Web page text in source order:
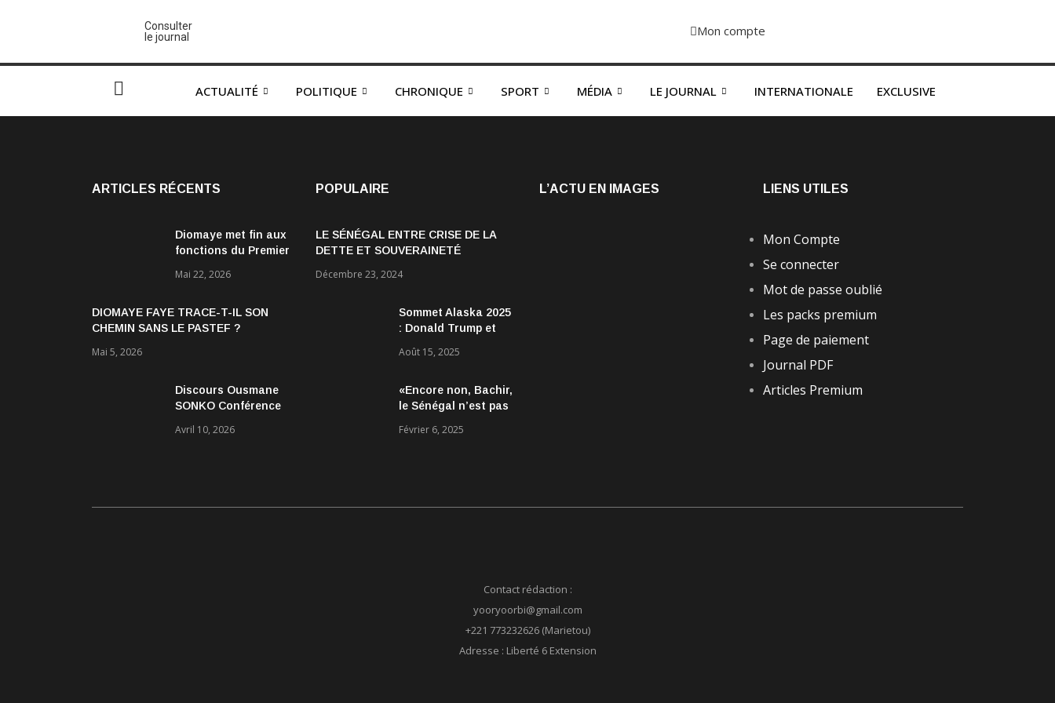
Consulter
le journal
Mon compte
ACTUALITÉ POLITIQUE CHRONIQUE SPORT MÉDIA LE JOURNAL INTERNATIONALE EXCLUSIVE
ARTICLES RÉCENTS
Diomaye met fin aux
fonctions du Premier
Sonko et du
Mai 22, 2026
DIOMAYE FAYE TRACE-T-IL SON
CHEMIN SANS LE PASTEF ?
Mai 5, 2026
Discours Ousmane
SONKO Conférence
Avril 10, 2026
POPULAIRE
LE SÉNÉGAL ENTRE CRISE DE LA
DETTE ET SOUVERAINETÉ
Décembre 23, 2024
Sommet Alaska 2025
: Donald Trump et
Aucun accord
discussions jugées
très encourageantes
Août 15, 2025
«Encore non, Bachir,
le Sénégal n’est pas
Février 6, 2025
L’ACTU EN IMAGES LIENS UTILES
Mon Compte
Se connecter
Mot de passe oublié
Les packs premium
Page de paiement
Journal PDF
Articles Premium
Contact rédaction :
yooryoorbi@gmail.com
+221 773232626 (Marietou)
Adresse : Liberté 6 Extension